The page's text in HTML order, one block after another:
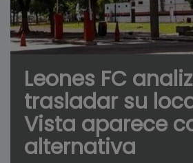
Leones FC
trasladar su
Vista aparece
alternativa